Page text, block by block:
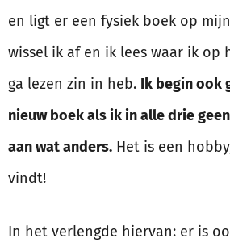
en ligt er een fysiek boek op
wissel ik af en ik lees waar ik op
ga lezen zin in heb. Ik begin ook
nieuw boek als ik in alle drie
aan wat anders. Het is een
vindt!
In het verlengde hiervan: er is